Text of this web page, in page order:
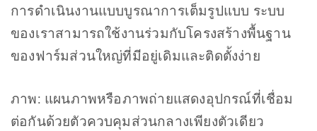
การดำเนินงานแบบบูรณาการเต็มรูปแบบ ระบบ
ของเราสามารถใช้งานร่วมกับโครงสร้างพื้นฐาน
ของฟาร์มส่วนใหญ่ที่มีอยู่เดิมและติดตั้งง่าย
ภาพ: แผนภาพหรือภาพถ่ายแสดงอุปกรณ์ที่เชื่อม
ต่อกันด้วยตัวควบคุมส่วนกลางเพียงตัวเดียว